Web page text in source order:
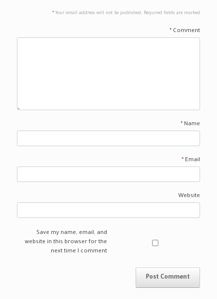
Your email address will not be published. Required fields are marked
*
Comment
*
Name
*
Email
*
Website
Save my name, email, and
website in this browser for the
next time I comment.